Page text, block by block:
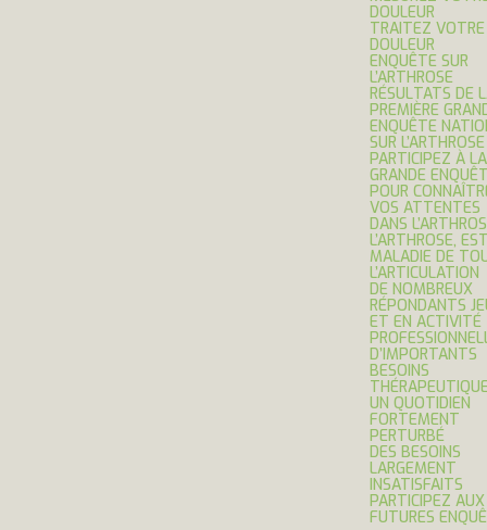
DOULEUR
TRAITEZ VOTRE
DOULEUR
ENQUÊTE SUR
L’ARTHROSE
RÉSULTATS DE
PREMIÈRE
ENQUÊTE
SUR L’ARTHROSE
PARTICIPEZ À LA
GRANDE
POUR
VOS ATTENTES
DANS
L’ARTHROSE,
MALADIE DE
L’ARTICULATION
DE NOMBREUX
RÉPONDANTS
ET EN ACTIVITÉ
D’IMPORTANTS
BESOINS
UN QUOTIDIEN
FORTEMENT
PERTURBÉ
DES BESOINS
LARGEMENT
INSATISFAITS
PARTICIPEZ AUX
FUTURES